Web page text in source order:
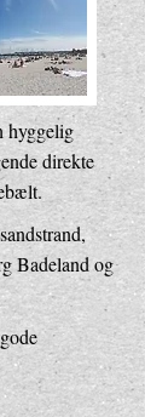
hyggelig
direkte
Badeland og